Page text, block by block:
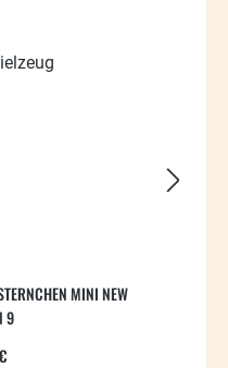
MINI NEW
9
Preis: